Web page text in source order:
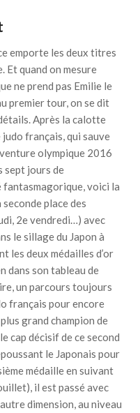
emporte les deux titres
Et quand on mesure
ne prend pas Emilie le
premier tour, on se dit
Après la calotte
français, qui sauve
olympique 2016
sept jours de
voici la
place des
2e vendredi…) avec
le sillage du Japon à
les deux médailles d’or
dans son tableau de
un parcours toujours
français pour encore
grand champion de
cap décisif de ce second
le Japonais pour
médaille en suivant
il est passé avec
dimension, au niveau